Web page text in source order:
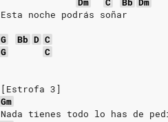
Esta noche podrás soñar
G
Bb D C
G
C
[Estrofa 3]
Gm
Nada tienes todo lo has de